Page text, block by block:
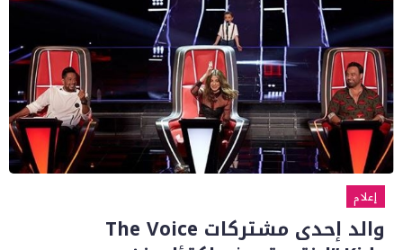
إعلام
والد إحدى مشتركات The Voice